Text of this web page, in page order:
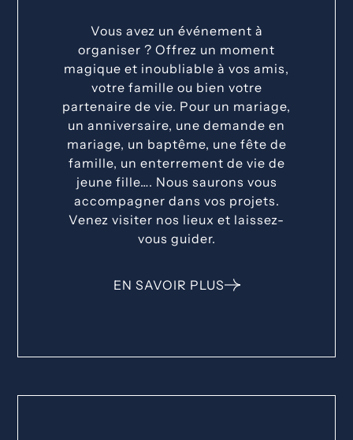
Vous avez un événement à
organiser ? Offrez un moment
magique et inoubliable à vos amis,
votre famille ou bien votre
partenaire de vie. Pour un mariage,
un anniversaire, une demande en
mariage, un baptême, une fête de
famille, un enterrement de vie de
jeune fille…. Nous saurons vous
accompagner dans vos projets.
Venez visiter nos lieux et laissez-
vous guider.
EN SAVOIR PLUS